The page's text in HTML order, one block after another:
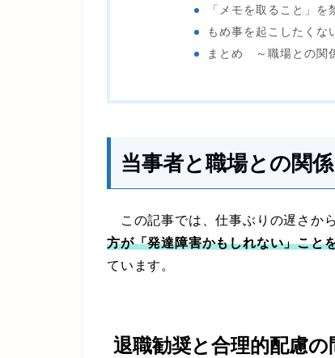
「メモを取ること」を
もめ事を起こしたくな
まとめ ～職場との関
当事者と職場との関係
この記事では、仕事ぶりの遅さか
方が「発達障害かもしれない」こと
ています。
退職勧奨と合理的配慮の